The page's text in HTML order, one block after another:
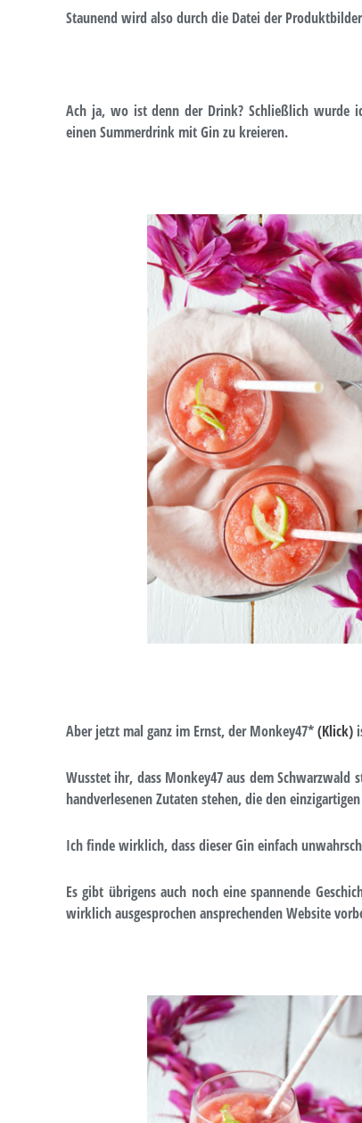
Staunend wird also durch die Datei der
Ach ja, wo ist denn der Drink? Schließlich wurde
einen Summerdrink mit Gin zu kreieren.
Aber jetzt mal ganz im Ernst, der Monkey47*(Klick)
Wusstet ihr, dass Monkey47 aus dem
handverlesenen Zutaten stehen, die den
Ich finde wirklich, dass dieser Gin einfach
Es gibt übrigens auch noch eine spannende
wirklich ausgesprochen ansprechenden Website